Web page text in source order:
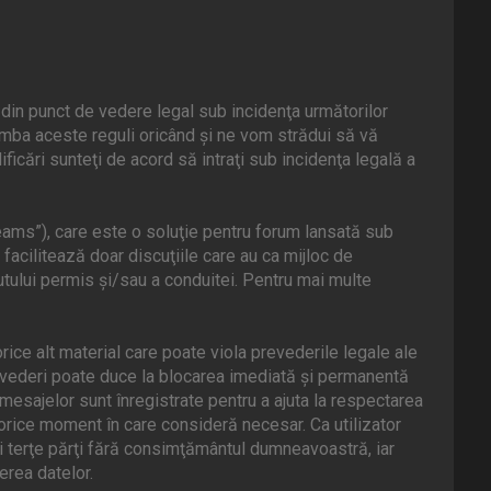
din punct de vedere legal sub incidenţa următorilor
aceste reguli oricând şi ne vom strădui să vă
sunteţi de acord să intraţi sub incidenţa legală a
care este o soluţie pentru forum lansată sub
doar discuţiile care au ca mijloc de
permis şi/sau a conduitei. Pentru mai multe
alt material care poate viola prevederile legale ale
poate duce la blocarea imediată şi permanentă
sunt înregistrate pentru a ajuta la respectarea
moment în care consideră necesar. Ca utilizator
părţi fără consimţământul dumneavoastră, iar
datelor.